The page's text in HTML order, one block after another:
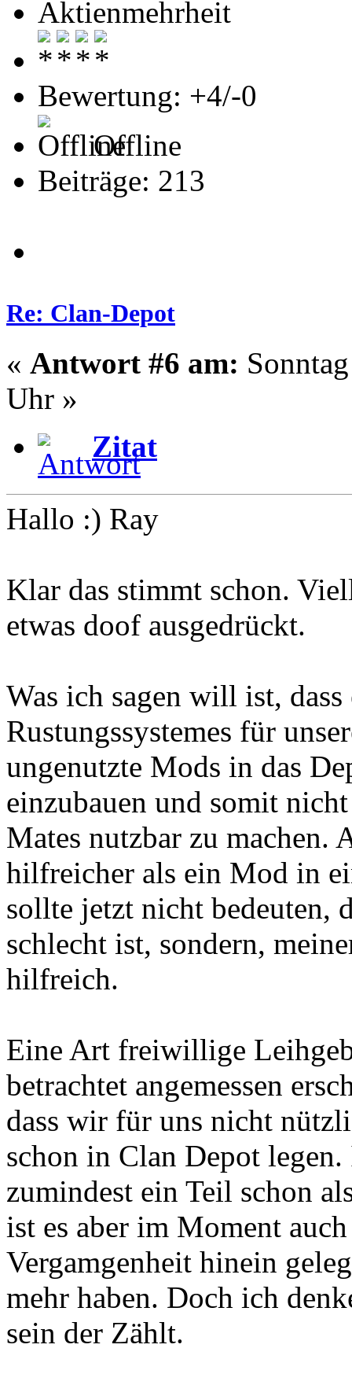
Aktienmehrheit
Bewertung: +4/-0
Offline
Beiträge: 213
Re: Clan-Depot
« Antwort #6 am:
Uhr »
Zitat
Hallo :) Ray
Klar das stimmt schon.
etwas doof ausgedrückt.
Was ich sagen will ist, dass
Rustungssystemes für
ungenutzte Mods in das
einzubauen und somit
Mates nutzbar zu
hilfreicher als ein Mod in
sollte jetzt nicht bedeuten,
schlecht ist, sondern,
hilfreich.
Eine Art freiwillige
betrachtet angemessen
dass wir für uns nicht
schon in Clan Depot
zumindest ein Teil schon
ist es aber im Moment
Vergamgenheit hinein
mehr haben. Doch ich
sein der Zählt.